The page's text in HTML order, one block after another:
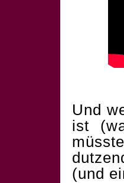
Und
ist
(und